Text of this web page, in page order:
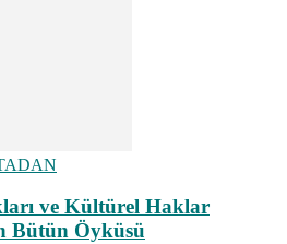
ve Kültürel Haklar
Bütün Öyküsü